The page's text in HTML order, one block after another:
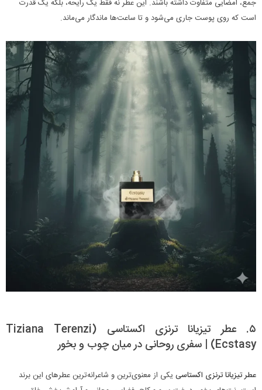
جمع، امضایی متفاوت داشته باشند. این عطر نه فقط یک رایحه، بلکه یک قدرت
است که روی پوست جاری می‌شود و تا ساعت‌ها ماندگار می‌ماند.
۵. عطر تیزیانا ترنزی اکستاسی (Tiziana Terenzi
Ecstasy) | سفری روحانی در میان چوب و بخور
عطر تیزیانا ترنزی اکستاسی یکی از معنوی‌ترین و شاعرانه‌ترین عطرهای این برند